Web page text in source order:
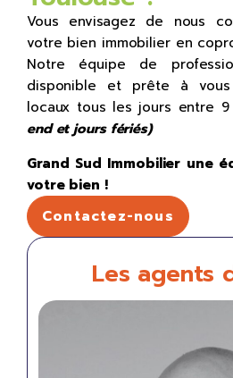
Vous envisagez de nous
votre bien immobilier en
Notre équipe de
disponible et prête à
locaux tous les jours entre
end et jours fériés)
Grand Sud Immobilier une
votre bien !
Contactez-nous
Les agents